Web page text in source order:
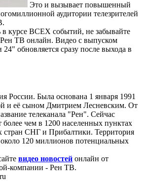
Это и вызывает повышенный
аудитории телезрителей
курсе ВСЕХ событий, не забывайте
Рен ТВ онлайн. Видео с выпуском
обновляется сразу после выхода в
России. Была основана 1 января 1991
и её сыном Дмитрием Лесневским. От
телеканала "Рен". Сейчас
более чем в 1200 населенных пунктах
стран СНГ и Прибалтики. Территория
120 миллионов потенциальных
видео новостей онлайн от
компании - Рен ТВ.